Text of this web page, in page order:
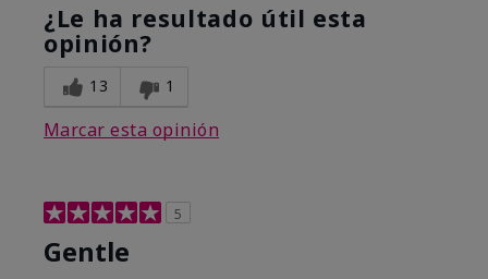
¿Le ha resultado útil esta
opinión?
13 1
Marcar esta opinión
5
Gentle